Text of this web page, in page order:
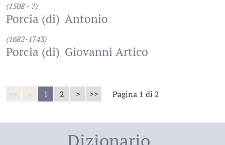
(1508 - ?)
Porcia (di) Antonio
(1682-1743)
Porcia (di) Giovanni Artico
<< < 1 2 > >> Pagina 1 di 2